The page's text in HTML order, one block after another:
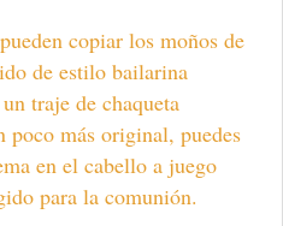
copiar los moños de
de estilo bailarina
traje de chaqueta
poco más original, puedes
en el cabello a juego
para la comunión.